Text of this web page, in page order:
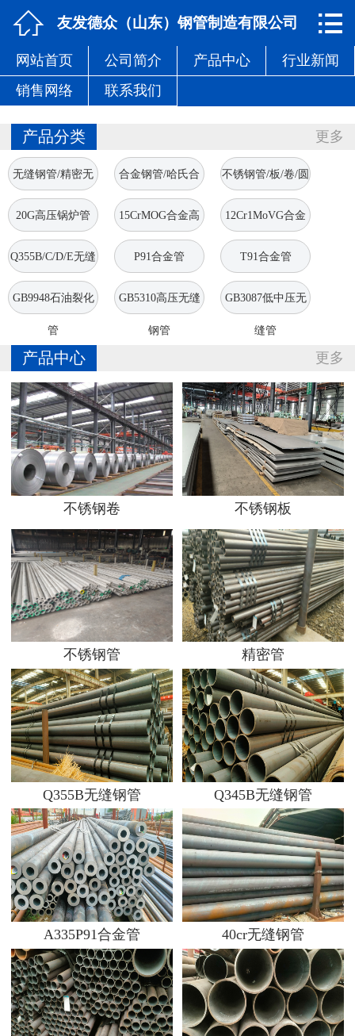
 网站首页
公司简介
销售网络
联系我们
 友发德众（山东）钢管制造有限公司 
网站首页 公司简介 产品中心
行业新闻
销售网络
联系我们
更多
产品分类
无缝钢管/精密无 合金钢管/哈氏合 不锈钢管/板/卷/圆
20G高压锅炉管 15CrMOG合金高
压管
12Cr1MoVG合金
高压管
Q355B/C/D/E无缝 P91合金管 T91合金管
GB9948石油裂化
管
GB5310高压无缝
钢管
GB3087低中压无
缝管
更多
产品中心
不锈钢卷 不锈钢板
不锈钢管 精密管
Q355B无缝钢管 Q345B无缝钢管
A335P91合金管 40cr无缝钢管